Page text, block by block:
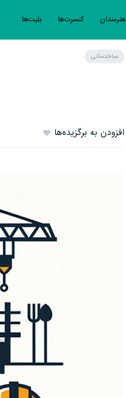
هنرمندان کنسرت‌ها بلیت‌ها
ساختمانی
افزودن به برگزیده‌ها